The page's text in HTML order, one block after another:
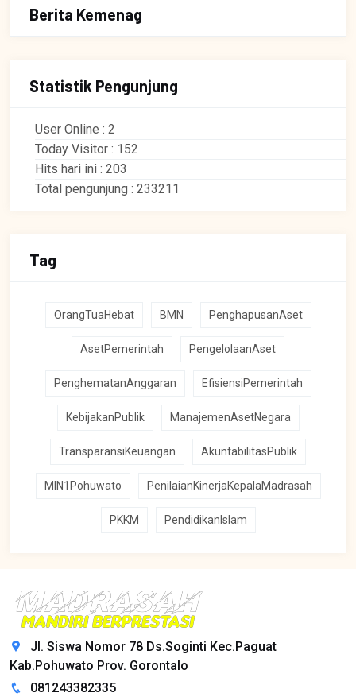
Berita Kemenag
Statistik Pengunjung
User Online : 2
Today Visitor : 152
Hits hari ini : 203
Total pengunjung : 233211
Tag
OrangTuaHebat BMN PenghapusanAset
AsetPemerintah PengelolaanAset
PenghematanAnggaran EfisiensiPemerintah
KebijakanPublik ManajemenAsetNegara
TransparansiKeuangan AkuntabilitasPublik
MIN1Pohuwato PenilaianKinerjaKepalaMadrasah
PKKM PendidikanIslam
Jl. Siswa Nomor 78 Ds.Soginti Kec.Paguat
Kab.Pohuwato Prov. Gorontalo
081243382335